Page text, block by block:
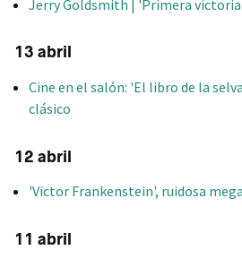
Jerry Goldsmith | 'Primera
13 abril
Cine en el salón: 'El libro de la
clásico
12 abril
'Victor Frankenstein', ruidosa
11 abril